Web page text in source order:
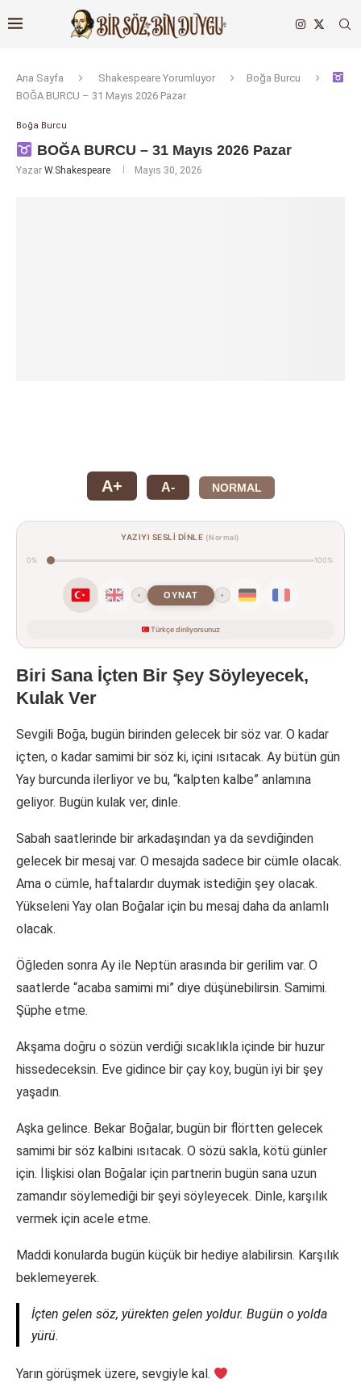
Ana Sayfa Shakespeare Yorumluyor
Boğa Burcu
BOĞA BURCU – 31 Mayıs 2026 Pazar
Boğa Burcu
BOĞA BURCU – 31 Mayıs 2026 Pazar
Yazar W.Shakespeare Mayıs 30, 2026
A+ A- NORMAL
YAZIYI SESLİ DİNLE (Normal)
0% 100%
‹ OYNAT ›
Türkçe dinliyorsunuz
Biri Sana İçten Bir Şey Söyleyecek,
Kulak Ver
Sevgili Boğa, bugün birinden gelecek bir söz var. O kadar
içten, o kadar samimi bir söz ki, içini ısıtacak. Ay bütün gün
Yay burcunda ilerliyor ve bu, “kalpten kalbe” anlamına
geliyor. Bugün kulak ver, dinle.
Sabah saatlerinde bir arkadaşından ya da sevdiğinden
gelecek bir mesaj var. O mesajda sadece bir cümle olacak.
Ama o cümle, haftalardır duymak istediğin şey olacak.
Yükseleni Yay olan Boğalar için bu mesaj daha da anlamlı
olacak.
Öğleden sonra Ay ile Neptün arasında bir gerilim var. O
saatlerde “acaba samimi mi” diye düşünebilirsin. Samimi.
Şüphe etme.
Akşama doğru o sözün verdiği sıcaklıkla içinde bir huzur
hissedeceksin. Eve gidince bir çay koy, bugün iyi bir şey
yaşadın.
Aşka gelince. Bekar Boğalar, bugün bir flörtten gelecek
samimi bir söz kalbini ısıtacak. O sözü sakla, kötü günler
için. İlişkisi olan Boğalar için partnerin bugün sana uzun
zamandır söylemediği bir şeyi söyleyecek. Dinle, karşılık
vermek için acele etme.
Maddi konularda bugün küçük bir hediye alabilirsin. Karşılık
beklemeyerek.
İçten gelen söz, yürekten gelen yoldur. Bugün o yolda
yürü.
Yarın görüşmek üzere, sevgiyle kal.